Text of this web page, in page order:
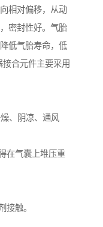
相对偏移，从动
密封性好。气胎
低气胎寿命，低
合元件主要采用
、阴凉、通风
在气囊上堆压重
接触。